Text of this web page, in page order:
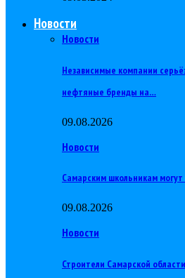
Новости
Новости
Независимые компании
нефтяные бренды на…
09.08.2026
Новости
Самарским школьникам
09.08.2026
Новости
Строители Самарской